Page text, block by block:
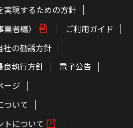
実現するための方針
者編）
ご利用ガイド
社の勧誘方針
良執行方針
電子公告
ージ
ついて
トについて